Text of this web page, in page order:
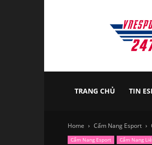
vnesport247
TRANG CHỦ TIN
Home Cẩm Nang Esport
Cẩm Nang Esport Cẩm Nang